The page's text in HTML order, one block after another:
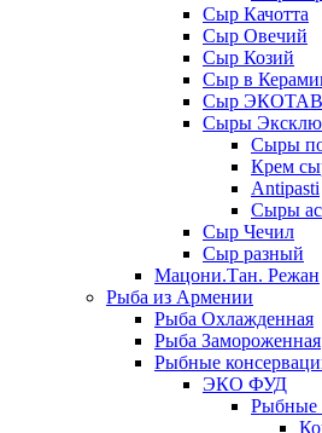
Сыр Качотта
Сыр Овечий
Сыр Козий
Сыр в
Сыр
Сыры
Сыры
Крем
Antipasti
Сыры
Сыр Чечил
Сыр разный
Мацони.Тан. Режан
Рыба из Армении
Рыба Охлажденная
Рыба Замороженная
Рыбные
ЭКО ФУД
Рыбные